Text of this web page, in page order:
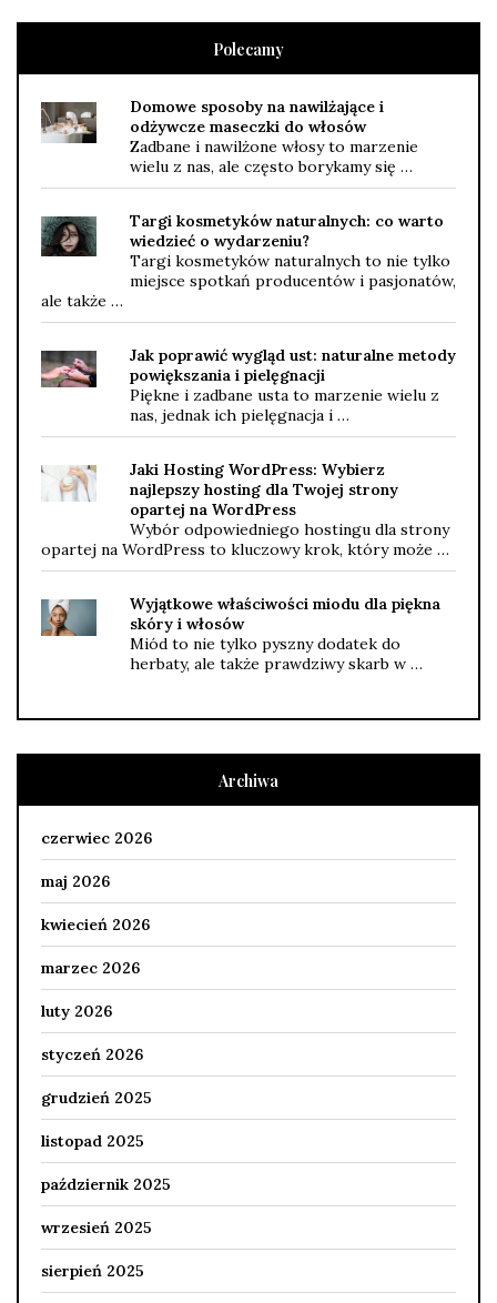
Polecamy
Domowe sposoby na nawilżające i
odżywcze maseczki do włosów
Zadbane i nawilżone włosy to marzenie
wielu z nas, ale często borykamy się …
Targi kosmetyków naturalnych: co warto
wiedzieć o wydarzeniu?
Targi kosmetyków naturalnych to nie tylko
miejsce spotkań producentów i pasjonatów,
ale także …
Jak poprawić wygląd ust: naturalne metody
powiększania i pielęgnacji
Piękne i zadbane usta to marzenie wielu z
nas, jednak ich pielęgnacja i …
Jaki Hosting WordPress: Wybierz
najlepszy hosting dla Twojej strony
opartej na WordPress
Wybór odpowiedniego hostingu dla strony
opartej na WordPress to kluczowy krok, który może …
Wyjątkowe właściwości miodu dla piękna
skóry i włosów
Miód to nie tylko pyszny dodatek do
herbaty, ale także prawdziwy skarb w …
Archiwa
czerwiec 2026
maj 2026
kwiecień 2026
marzec 2026
luty 2026
styczeń 2026
grudzień 2025
listopad 2025
październik 2025
wrzesień 2025
sierpień 2025